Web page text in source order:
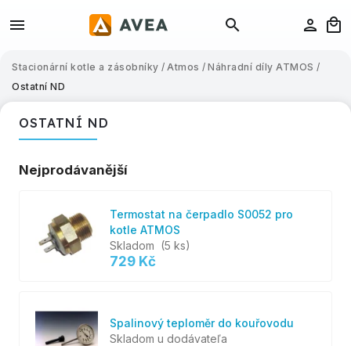
Stacionární kotle a zásobníky / Atmos / Náhradní díly ATMOS /
Ostatní ND
OSTATNÍ ND
Nejprodávanější
Termostat na čerpadlo S0052 pro
kotle ATMOS
Skladom (5 ks)
729 Kč
Spalinový teploměr do kouřovodu
Skladom u dodávateľa